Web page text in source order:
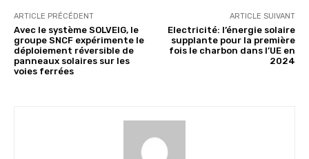
ARTICLE PRÉCÉDENT
Avec le système SOLVEIG, le
groupe SNCF expérimente le
déploiement réversible de
panneaux solaires sur les
voies ferrées
ARTICLE SUIVANT
Electricité: l’énergie solaire
supplante pour la première
fois le charbon dans l’UE en
2024